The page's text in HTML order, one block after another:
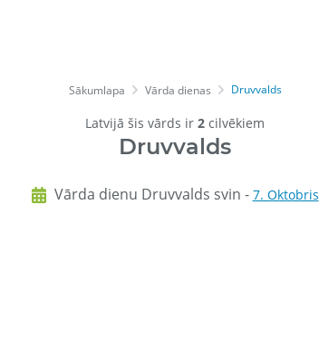
Sākumlapa Vārda dienas Druvvalds
Latvijā šis vārds ir 2 cilvēkiem
Druvvalds
Vārda dienu Druvvalds svin - 7. Oktobris